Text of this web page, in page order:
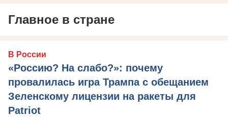
Главное в стране
В России
«Россию? На слабо?»: почему
провалилась игра Трампа с обещанием
Зеленскому лицензии на ракеты для
Patriot